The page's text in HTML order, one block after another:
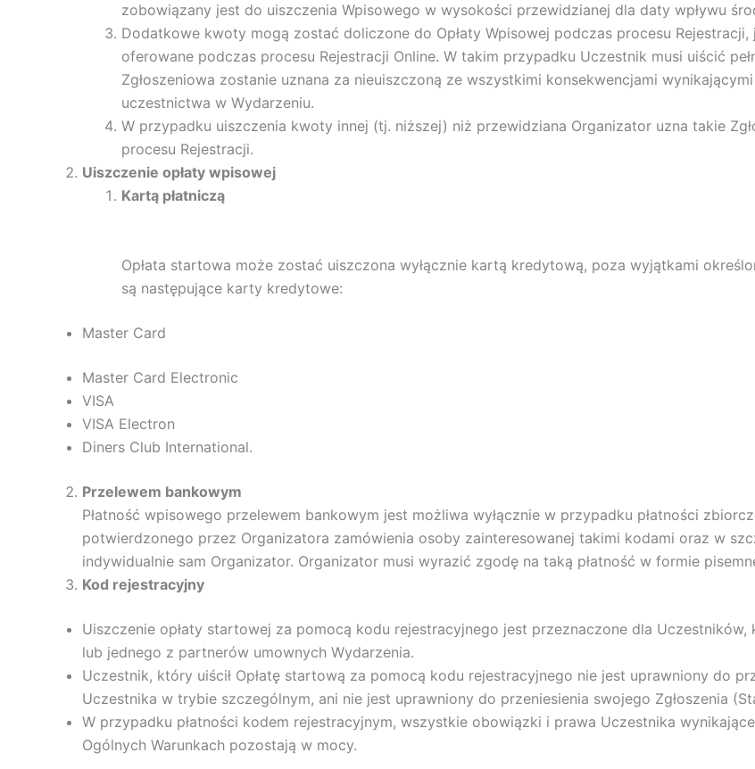
zobowiązany jest do uiszczenia Wpisowego w wysokości przewidzianej dla daty wpływu
Dodatkowe kwoty mogą zostać doliczone do Opłaty Wpisowej podczas procesu
oferowane podczas procesu Rejestracji Online. W takim przypadku Uczestnik musi uiścić
Zgłoszeniowa zostanie uznana za nieuiszczoną ze wszystkimi konsekwencjami
uczestnictwa w Wydarzeniu.
W przypadku uiszczenia kwoty innej (tj. niższej) niż przewidziana Organizator uzna takie
procesu Rejestracji.
Uiszczenie opłaty wpisowej
Kartą płatniczą
Opłata startowa może zostać uiszczona wyłącznie kartą kredytową, poza wyjątkami
są następujące karty kredytowe:
Master Card
Master Card Electronic
VISA
VISA Electron
Diners Club International.
Przelewem bankowym
Płatność wpisowego przelewem bankowym jest możliwa wyłącznie w przypadku płatności
potwierdzonego przez Organizatora zamówienia osoby zainteresowanej takimi kodami oraz w
indywidualnie sam Organizator. Organizator musi wyrazić zgodę na taką płatność w formie
Kod rejestracyjny
Uiszczenie opłaty startowej za pomocą kodu rejestracyjnego jest przeznaczone dla
lub jednego z partnerów umownych Wydarzenia.
Uczestnik, który uiścił Opłatę startową za pomocą kodu rejestracyjnego nie jest uprawniony do
Uczestnika w trybie szczególnym, ani nie jest uprawniony do przeniesienia swojego Zgłoszenia
W przypadku płatności kodem rejestracyjnym, wszystkie obowiązki i prawa Uczestnika
Ogólnych Warunkach pozostają w mocy.